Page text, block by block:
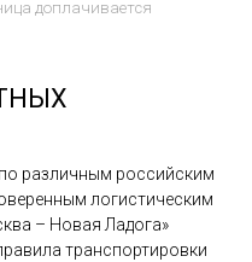
доплачивается
различным российским
логистическим
– Новая Ладога»
транспортировки